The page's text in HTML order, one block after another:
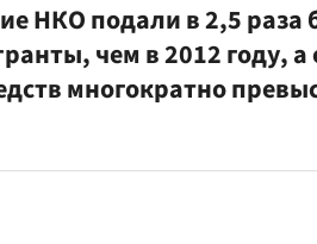
НКО подали в 2,5
чем в 2012 году,
многократно